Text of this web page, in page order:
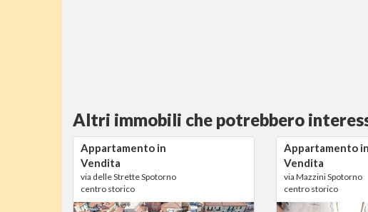
Altri immobili che potrebbero
Appartamento in
Vendita
via delle Strette Spotorno
centro storico
Appartamento in
Vendita
via Mazzini Spotorno
centro storico